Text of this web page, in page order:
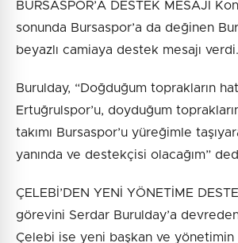
BURSASPOR’A DESTEK MESAJI
sonunda Bursaspor’a da değinen
beyazlı camiaya destek mesajı verdi.
Burulday, “Doğduğum toprakların
Ertuğrulspor’u, doyduğum
takımı Bursaspor’u yüreğimle
yanında ve destekçisi olacağım”
ÇELEBİ’DEN YENİ YÖNETİME
görevini Serdar Burulday’a
Çelebi ise yeni başkan ve yönetimin